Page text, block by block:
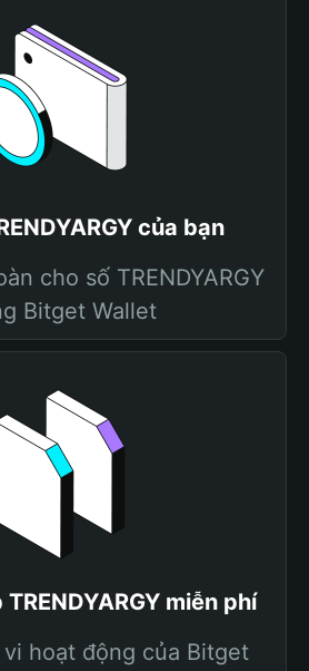
của bạn
cho số TRENDYARGY
Bitget Wallet
miễn phí
hoạt động của Bitget